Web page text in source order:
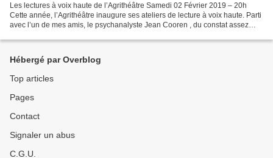
Les lectures à voix haute de l’Agrithéâtre Samedi 02 Février 2019 – 20h
Cette année, l’Agrithéâtre inaugure ses ateliers de lecture à voix haute. Parti
avec l’un de mes amis, le psychanalyste Jean Cooren , du constat assez
Hébergé par Overblog
Top articles
Pages
Contact
Signaler un abus
C.G.U.